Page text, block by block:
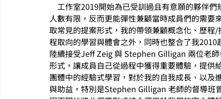
工作室2019開始為已受訓過且有意願的夥伴
人數有限，反而更能彈性兼顧當時成員們的需
取常見的提案形式，我的帶領兼顧概念化、歷程
程取向的學習與體會之外，同時也整合了我
陸續接受Jeff Zeig 與 Stephen Gilligan 兩位老
形式，讓成員自己從過程中獲得重要體驗，提
團體中的經驗式學習，對於我的自我成長、以
與助益，特別是Stephen Gilligan 老師的督導班